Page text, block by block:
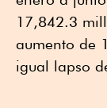
17,842.3
aumento de
igual lapso